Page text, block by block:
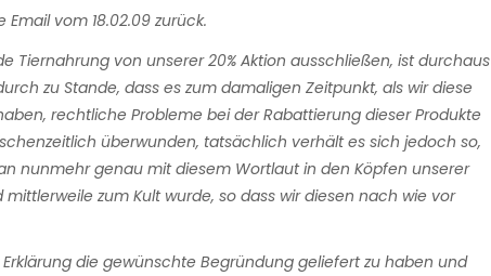
vom 18.02.09 zurück.
Tiernahrung von unserer 20% Aktion ausschließen, ist durchaus
zu Stande, dass es zum damaligen Zeitpunkt, als wir diese
rechtliche Probleme bei der Rabattierung dieser Produkte
überwunden, tatsächlich verhält es sich jedoch so,
nunmehr genau mit diesem Wortlaut in den Köpfen unserer
zum Kult wurde, so dass wir diesen nach wie vor
die gewünschte Begründung geliefert zu haben und